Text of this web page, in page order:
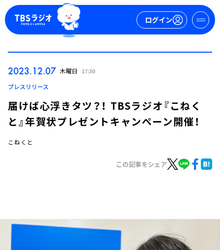
ログイン
お知らせ
2023.12.07 木曜日 17:30
プレスリリース
届けば心浮きタツ？！ TBSラジオ『こねく
と』年賀状プレゼントキャンペーン開催！
こねくと
この記事をシェア